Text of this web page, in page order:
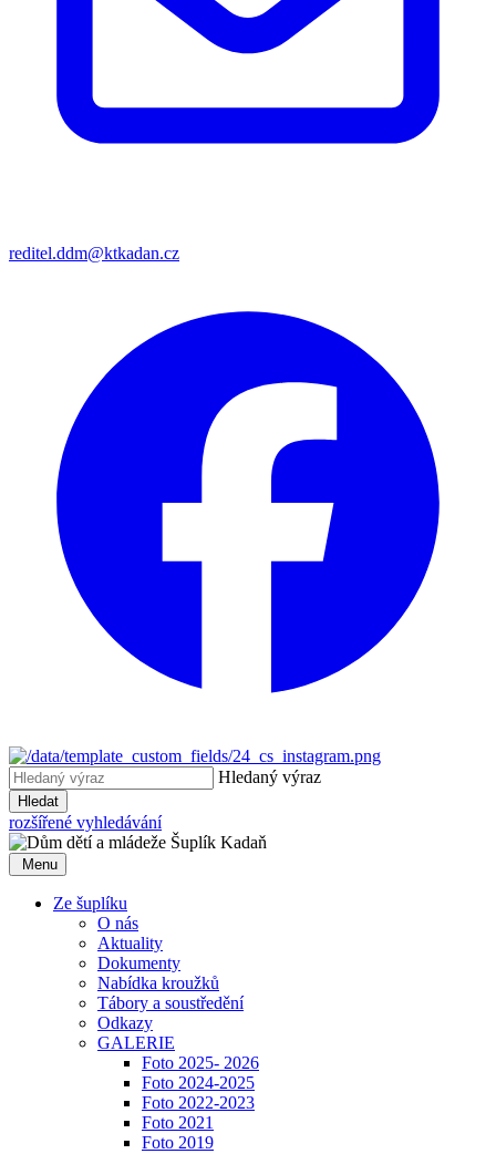
reditel.ddm@ktkadan.cz
Hledaný výraz
Hledat
rozšířené vyhledávání
Menu
Ze šuplíku
O nás
Aktuality
Dokumenty
Nabídka kroužků
Tábory a soustředění
Odkazy
GALERIE
Foto 2025- 2026
Foto 2024-2025
Foto 2022-2023
Foto 2021
Foto 2019